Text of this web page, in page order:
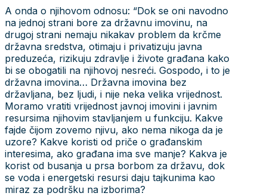
A onda o njihovom odnosu: “Dok se oni navodno
na jednoj strani bore za državnu imovinu, na
drugoj strani nemaju nikakav problem da krčme
državna sredstva, otimaju i privatizuju javna
preduzeća, rizikuju zdravlje i živote građana kako
bi se obogatili na njihovoj nesreći. Gospodo, i to je
državna imovina… Državna imovina bez
državljana, bez ljudi, i nije neka velika vrijednost.
Moramo vratiti vrijednost javnoj imovini i javnim
resursima njihovim stavljanjem u funkciju. Kakve
fajde čijom zovemo njivu, ako nema nikoga da je
uzore? Kakve koristi od priče o građanskim
interesima, ako građana ima sve manje? Kakva je
korist od busanja u prsa borbom za državu, dok
se voda i energetski resursi daju tajkunima kao
miraz za podršku na izborima?